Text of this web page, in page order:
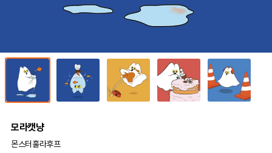
모라캣냥
몬스터훌라후프